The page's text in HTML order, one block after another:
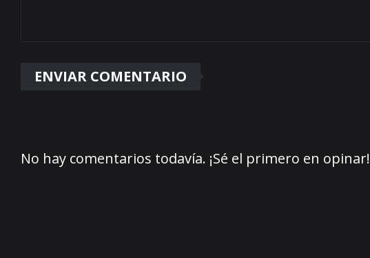
No hay comentarios todavía. ¡Sé el primero en opinar!